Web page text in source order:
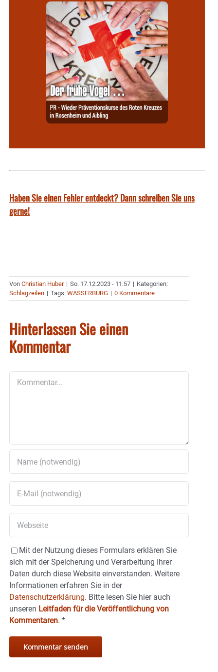
Haben Sie einen Fehler entdeckt? Dann schreiben Sie uns
gerne!
Von Christian Huber | So. 17.12.2023 - 11:57 | Kategorien:
Schlagzeilen | Tags: WASSERBURG | 0 Kommentare
Hinterlassen Sie einen
Kommentar
Mit der Nutzung dieses Formulars erklären Sie
sich mit der Speicherung und Verarbeitung Ihrer
Daten durch diese Website einverstanden. Weitere
Informationen erfahren Sie in der
Datenschutzerklärung. Bitte lesen Sie hier auch
unseren Leitfaden für die Veröffentlichung von
Kommentaren. *